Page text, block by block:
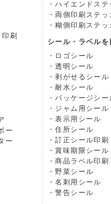
刷
ー
ー
ハイエンドス
両側印刷ステッ
糊側印刷ステッ
シール・ラベル
ロゴシール
透明シール
剥がせるシール
耐水シール
パッケージシー
ジャム用シール
表示用シール
住所シール
訂正シール印刷
賞味期限シール
商品ラベル印刷
野菜シール
名刺用シール
警告シール